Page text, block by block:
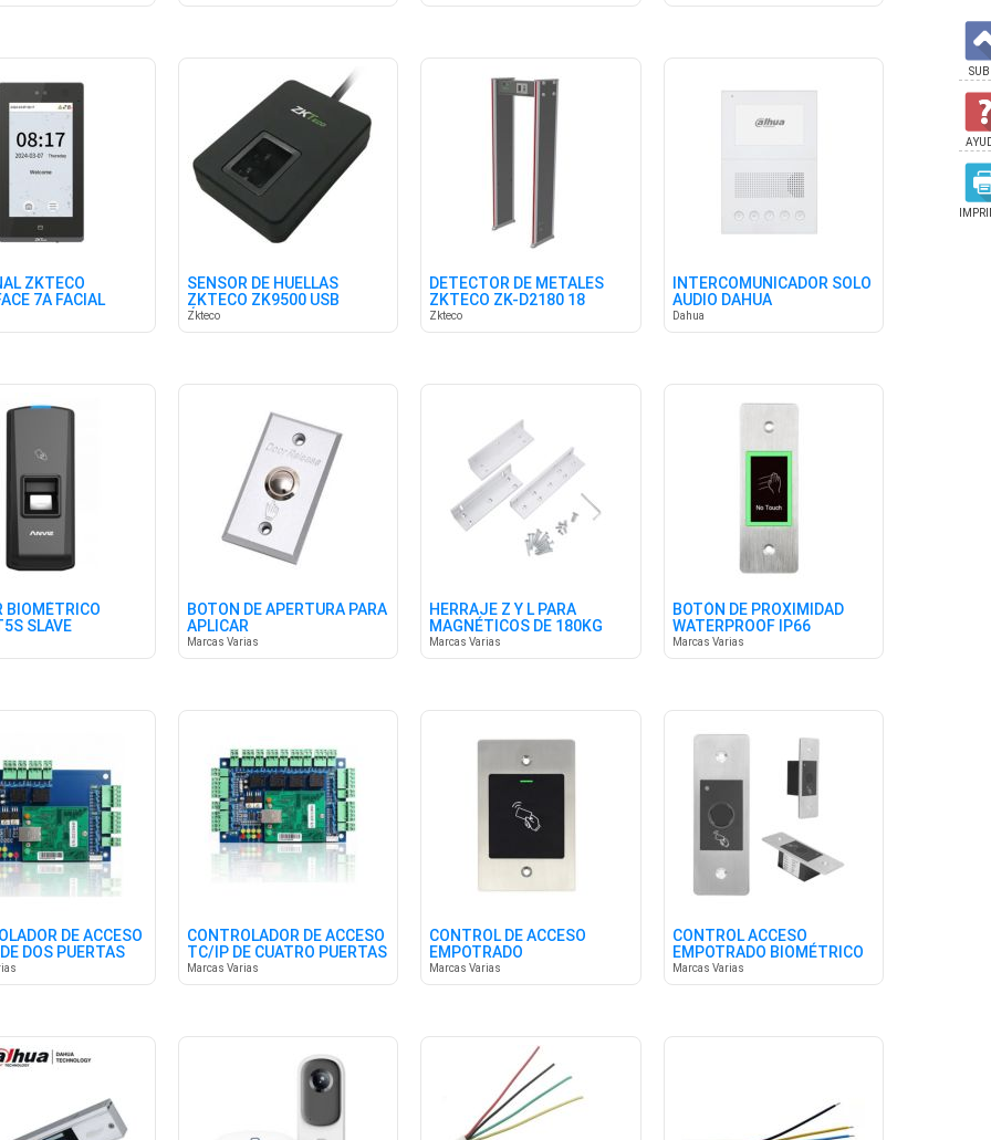
ZKTECO
7A FACIAL
SENSOR DE HUELLAS
ZKTECO ZK9500 USB
ÓPTICO
Zkteco
DETECTOR DE METALES
ZKTECO ZK-D2180 18
ZONAS
Zkteco
INTERCOMUNICADOR SOLO
AUDIO DAHUA
Dahua
BIOMÉTRICO
SLAVE
BOTON DE APERTURA PARA
APLICAR
Marcas Varias
HERRAJE Z Y L PARA
MAGNÉTICOS DE 180KG
Marcas Varias
BOTÓN DE PROXIMIDAD
WATERPROOF IP66
Marcas Varias
DE ACCESO
DOS PUERTAS
CONTROLADOR DE ACCESO
TC/IP DE CUATRO PUERTAS
Marcas Varias
CONTROL DE ACCESO
EMPOTRADO
Marcas Varias
CONTROL ACCESO
EMPOTRADO BIOMÉTRICO
WATERPROOF
Marcas Varias